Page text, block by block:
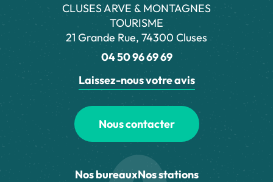
CLUSES ARVE & MONTAGNES
TOURISME
21 Grande Rue, 74300 Cluses
04 50 96 69 69
Laissez-nous votre avis
Nous contacter
Nos bureauxNos stations